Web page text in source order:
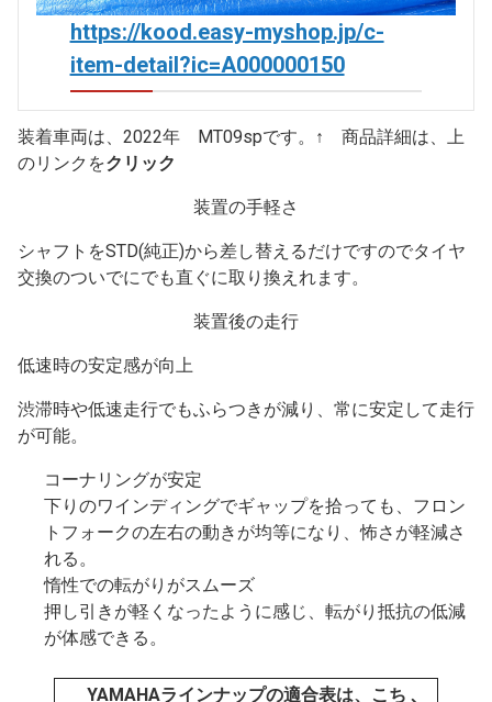
https://kood.easy-myshop.jp/c-
item-detail?ic=A000000150
装着車両は、2022年 MT09spです。↑ 商品詳細は、上
のリンクをクリック
装置の手軽さ
シャフトをSTD(純正)から差し替えるだけですのでタイヤ
交換のついでにでも直ぐに取り換えれます。
装置後の走行
低速時の安定感が向上
渋滞時や低速走行でもふらつきが減り、常に安定して走行
が可能。
コーナリングが安定
下りのワインディングでギャップを拾っても、フロン
トフォークの左右の動きが均等になり、怖さが軽減さ
れる。
惰性での転がりがスムーズ
押し引きが軽くなったように感じ、転がり抵抗の低減
が体感できる。
YAMAHAラインナップの適合表は、こち